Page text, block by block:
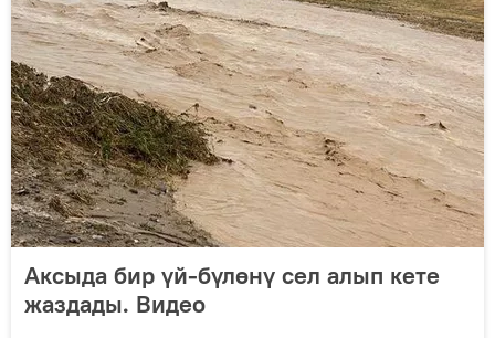
Аксыда бир үй-бүлөнү сел алып кете
жаздады. Видео